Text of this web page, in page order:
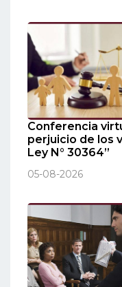
Conferencia
perjuicio de los
Ley N° 30364”
05-08-2026